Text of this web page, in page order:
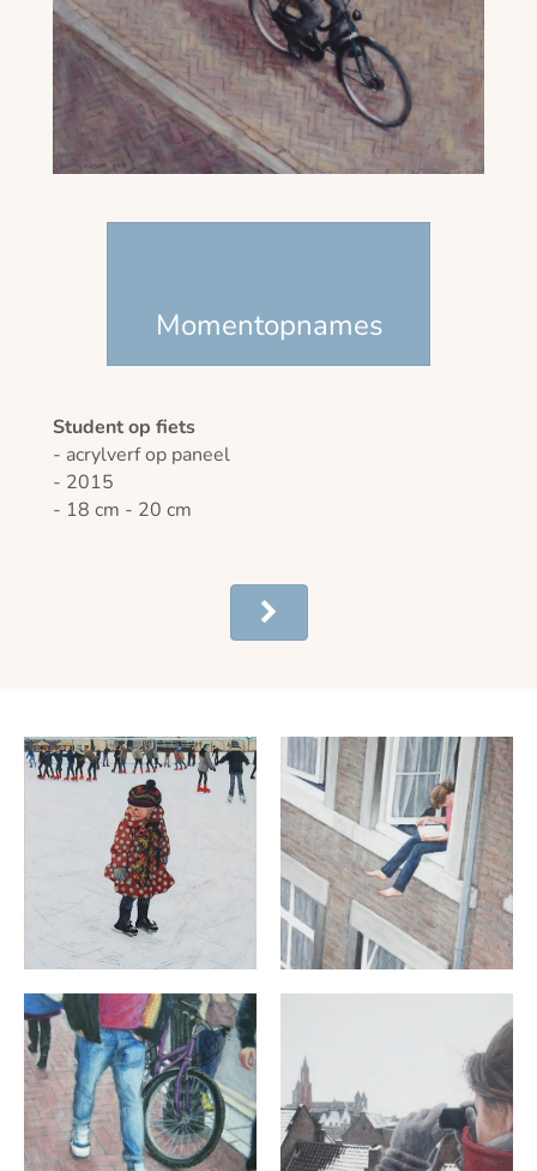
Momentopnames
Student op fiets
- acrylverf op paneel
- 2015
- 18 cm - 20 cm